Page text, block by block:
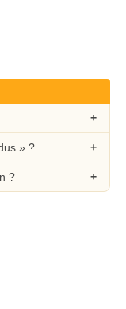
» ?
?